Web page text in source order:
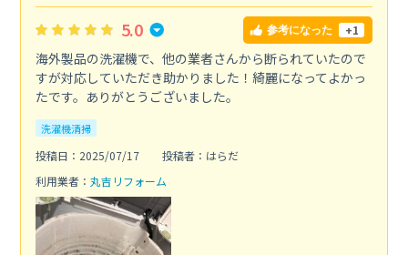
5.0 参考になった +1
海外製品の洗濯機で、他の業者さんから断られていたので
すが対応していただき助かりました！綺麗になってよかっ
たです。ありがとうございました。
洗濯機清掃
投稿日：2025/07/17
投稿者：はらだ
利用業者： 丸吉リフォーム